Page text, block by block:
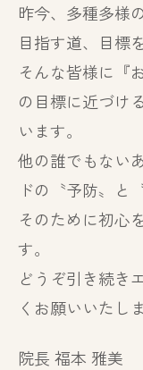
昨今、多種多様
目指す道、目標
そんな皆様に『
の目標に近づけ
います。
他の誰でもない
ドの〝予防〟と
そのために初心
す。
どうぞ引き続き
くお願いいたし
院長 福本 雅美